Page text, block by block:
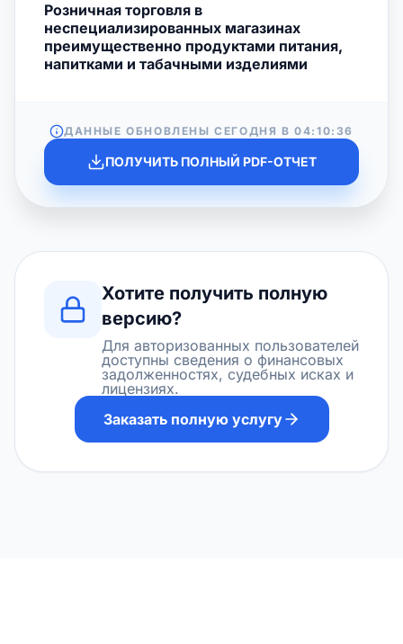
Розничная торговля в
неспециализированных магазинах
преимущественно продуктами питания,
напитками и табачными изделиями
ДАННЫЕ ОБНОВЛЕНЫ СЕГОДНЯ В04:10:36
ПОЛУЧИТЬ ПОЛНЫЙ PDF-ОТЧЕТ
Хотите получить полную
версию?
Для авторизованных пользователей
доступны сведения о финансовых
задолженностях, судебных исках и
лицензиях.
Заказать полную услугу